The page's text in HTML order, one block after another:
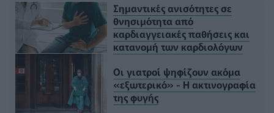
Σημαντικές ανισότητες σε
θνησιμότητα από
καρδιαγγειακές παθήσεις και
κατανομή των καρδιολόγων
Οι γιατροί ψηφίζουν ακόμα
«εξωτερικό» - Η ακτινογραφία
της φυγής